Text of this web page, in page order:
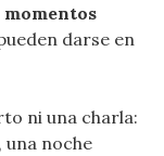
momentos
darse en
ni una charla:
, una noche